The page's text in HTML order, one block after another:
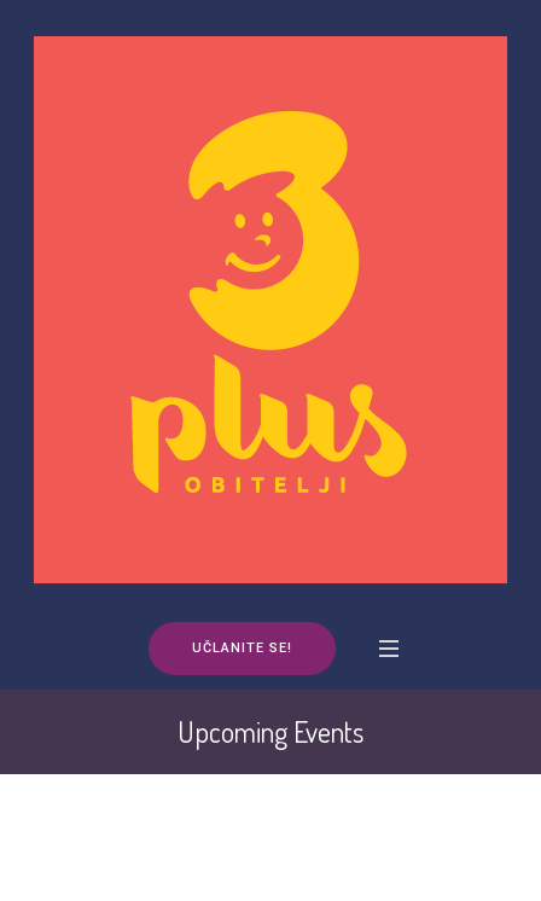
UČLANITE SE!
Upcoming Events